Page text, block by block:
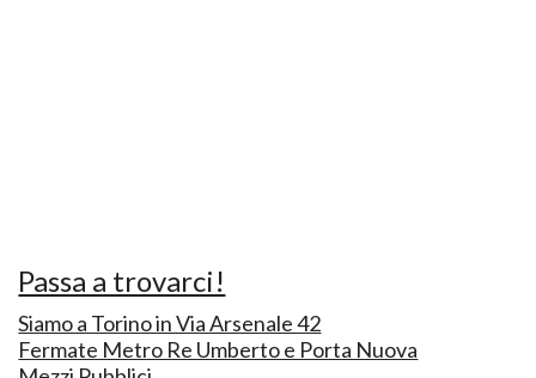
Passa a trovarci!
Siamo a Torino in Via Arsenale 42
Fermate Metro Re Umberto e Porta Nuova